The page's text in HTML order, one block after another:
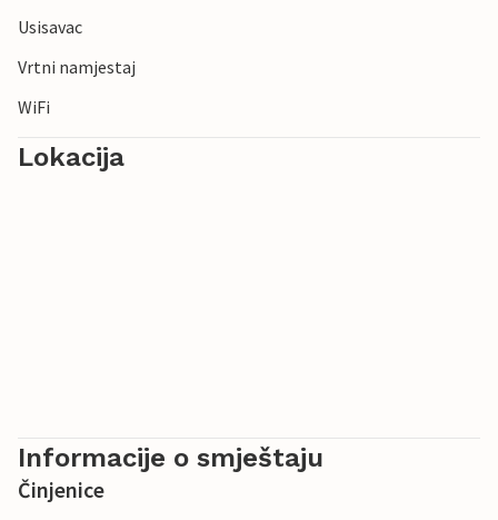
Usisavac
Vrtni namjestaj
WiFi
Lokacija
Informacije o smještaju
Činjenice